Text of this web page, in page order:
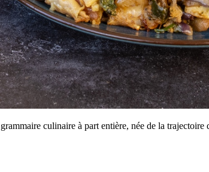
culinaire à part entière, née de la